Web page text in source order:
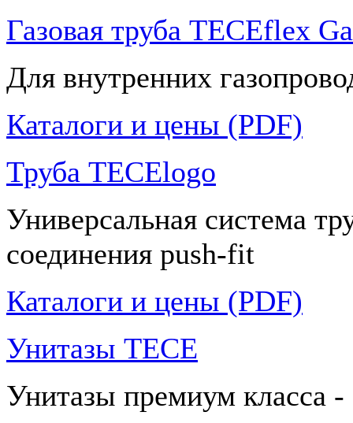
Газовая труба TECEflex
Для внутренних
Каталоги и цены (PDF)
Труба TECElogo
Универсальная система
соединения push-fit
Каталоги и цены (PDF)
Унитазы TECE
Унитазы премиум класса -